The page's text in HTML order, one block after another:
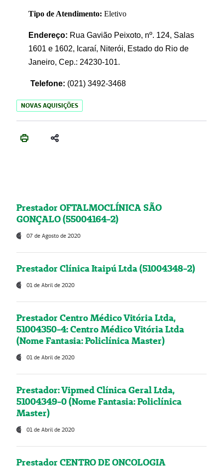
Tipo de Atendimento: Eletivo
Endereço: Rua Gavião Peixoto, nº. 124, Salas
1601 e 1602, Icaraí, Niterói, Estado do Rio de
Janeiro, Cep.: 24230-101.
Telefone: (021) 3492-3468
NOVAS AQUISIÇÕES
Prestador OFTALMOCLÍNICA SÃO
GONÇALO (55004164-2)
07 de Agosto de 2020
Prestador Clínica Itaipú Ltda (51004348-2)
01 de Abril de 2020
Prestador Centro Médico Vitória Ltda,
51004350-4: Centro Médico Vitória Ltda
(Nome Fantasia: Policlínica Master)
01 de Abril de 2020
Prestador: Vipmed Clínica Geral Ltda,
51004349-0 (Nome Fantasia: Policlínica
Master)
01 de Abril de 2020
Prestador CENTRO DE ONCOLOGIA